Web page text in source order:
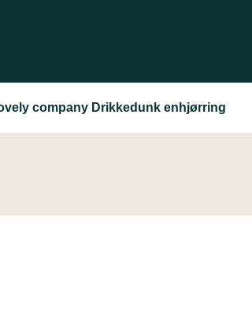
company Drikkedunk enhjørring